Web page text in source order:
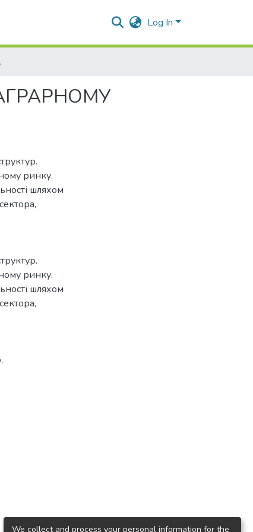
Log In
РЕГІОНУ
ринку.
шляхом
ринку.
шляхом
We collect and process your personal information for the